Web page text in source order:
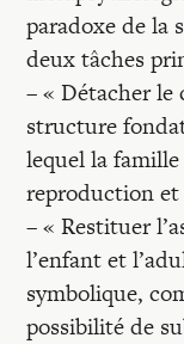
paradoxe de la
deux tâches
– « Détacher
structure
lequel la
reproduction et
– « Restituer
l’enfant et
symbolique,
possibilité de